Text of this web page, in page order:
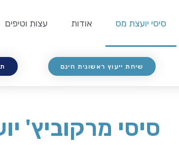
סיסי יועצת מס אודות עצות וטיפים
שיחת ייעוץ ראשונית חינם
סיסי מרקוביץ'